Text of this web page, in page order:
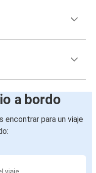
a bordo
encontrar para un viaje